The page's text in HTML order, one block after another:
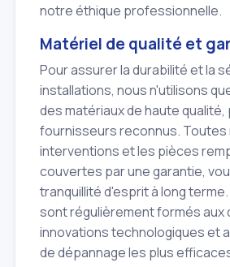
notre éthique professionnelle.
Matériel de qualité et
Pour assurer la durabilité et la
installations, nous n'utilisons
des matériaux de haute
fournisseurs reconnus. Toutes
interventions et les pièces
couvertes par une garantie,
tranquillité d'esprit à long
sont régulièrement formés aux
innovations technologiques et
de dépannage les plus